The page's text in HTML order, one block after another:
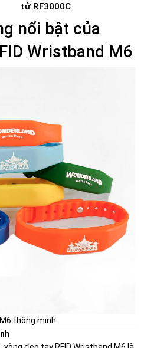
tử RF3000C
nổi bật của
Wristband M6
thông minh